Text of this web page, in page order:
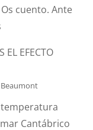
cuento. Ante
:
DE
Y
PILLERÍAS
PORTUARIAS
EL EFECTO
Cantábrico